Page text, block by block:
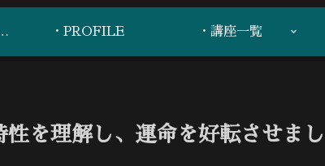
R7-4/17更新） ・PROFILE ・講座一覧
を理解し、運命を好転させま